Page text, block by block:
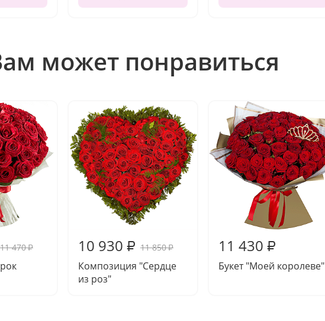
может понравиться
11 470₽ 10 930 ₽ 11 850₽
Композиция "Сердце
из роз"
11 430 ₽
Букет "Моей королеве"